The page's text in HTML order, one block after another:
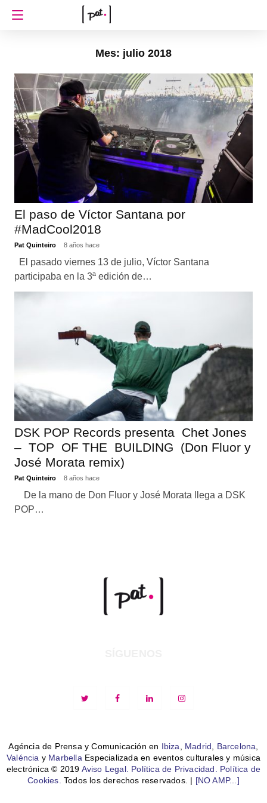
Mes: julio 2018
El paso de Víctor Santana por
#MadCool2018
Pat Quinteiro 8 años hace
El pasado viernes 13 de julio, Víctor Santana
participaba en la 3ª edición de…
DSK POP Records presenta Chet Jones
– TOP OF THE BUILDING (Don Fluor y
José Morata remix)
Pat Quinteiro 8 años hace
De la mano de Don Fluor y José Morata llega a DSK
POP…
Agéncia de Prensa y Comunicación en Ibiza Madrid Barcelona
Valéncia y Marbella Especializada en eventos culturales y música
electrónica © 2019 Aviso Legal. Política de Privacidad.
Política de
Cookies. Todos los derechos reservados. | [NO AMP...]